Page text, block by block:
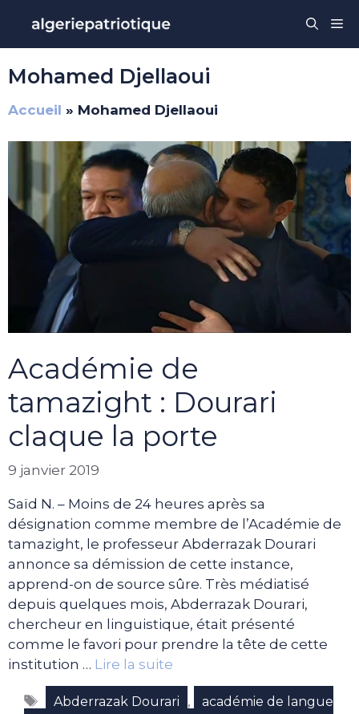
contenu
Mohamed Djellaoui
Accueil » Mohamed Djellaoui
Académie de
tamazight : Dourari
claque la porte
9 janvier 2019
Saïd N. – Moins de 24 heures après sa
désignation comme membre de l’Académie de
tamazight, le professeur Abderrazak Dourari
annonce sa démission de cette instance,
apprend-on de source sûre. Très médiatisé
depuis quelques mois, Abderrazak Dourari,
chercheur en linguistique, était présenté
comme le favori pour prendre la tête de cette
institution … Lire la suite
Étiquettes
Abderrazak Dourari ,
académie de langue